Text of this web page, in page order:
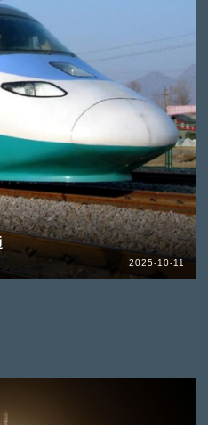
2025-10-11